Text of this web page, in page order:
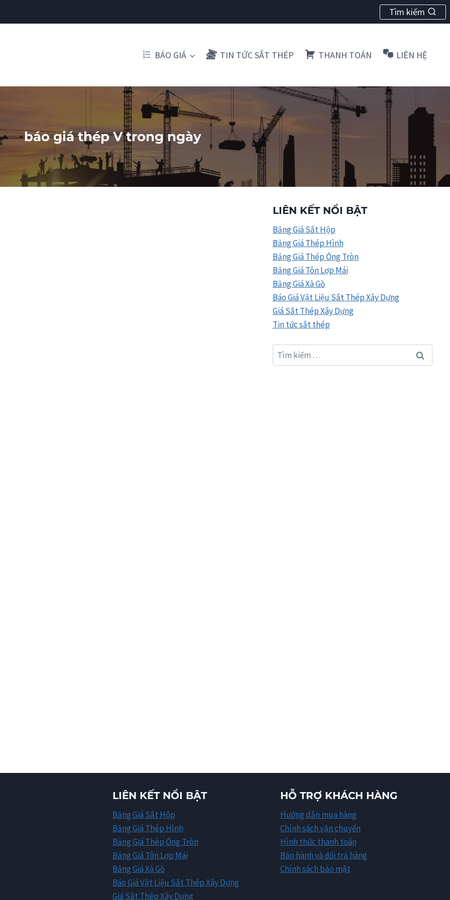
Tìm kiếm
BÁO GIÁ TIN TỨC SẮT THÉP THANH TOÁN LIÊN HỆ
báo giá thép V trong ngày
LIÊN KẾT NỔI BẬT
Bảng Giá Sắt Hộp
Bảng Giá Thép Hình
Bảng Giá Thép Ống Tròn
Bảng Giá Tôn Lợp Mái
Bảng Giá Xà Gồ
Báo Giá Vật Liệu Sắt Thép Xây Dựng
Giá Sắt Thép Xây Dựng
Tin tức sắt thép
Tìm
kiếm
LIÊN KẾT NỔI BẬT
Bảng Giá Sắt Hộp
Bảng Giá Thép Hình
Bảng Giá Thép Ống Tròn
Bảng Giá Tôn Lợp Mái
Bảng Giá Xà Gồ
Báo Giá Vật Liệu Sắt Thép Xây Dựng
Giá Sắt Thép Xây Dựng
HỖ TRỢ KHÁCH HÀNG
Hướng dẫn mua hàng
Chính sách vận chuyển
Hình thức thanh toán
Bảo hành và đổi trả hàng
Chính sách bảo mật